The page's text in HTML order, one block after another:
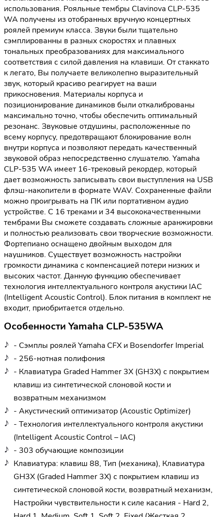
использования. Рояльные тембры Clavinova CLP-535
WA получены из отобранных вручную концертных
роялей премиум класса. Звуки были тщательно
сэмплированны в разных скоростях и плавных
тональных преобразованиях для максимального
соответствия с силой давления на клавиши. От стаккато
к легато, Вы получаете великолепно выразительный
звук, который красиво реагирует на ваши
прикосновения. Материалы корпуса и
позиционирование динамиков были откалиброваны
максимально точно, чтобы обеспечить оптимальный
резонанс. Звуковые отдушины, расположенные по
всему корпусу, предотвращают блокирование волн
внутри корпуса и позволяют передать качественный
звуковой образ непосредственно слушателю. Yamaha
CLP-535 WA имеет 16-трековый рекордер, который
дает возможность записывать свои выступления на USB
флэш-накопители в формате WAV. Сохраненные файли
можно проигрывать на ПК или портативном аудио
устройстве. С 16 треками и 34 высококачественными
тембрами Вы сможете создавать сложные аранжировки
и полностью реализовать свои творческие возможности.
Фортепиано оснащено двойным выходом для
наушников. Существует возможность настройки
громкости динамика с компенсацией потери низких и
высоких частот. Данную функцию обеспечивает
технология интеллектуального контроля акустики IAC
(Intelligent Acoustic Control). Блок питания в комплект не
входит, приобритается отдельно.
Особенности Yamaha CLP-535WA
- Сэмплы роялей Yamaha CFX и Bosendorfer Imperial
- 256-нотная полифония
- Клавиатура Graded Hammer 3X (GH3X) с покрытием
клавиш из синтетической слоновой кости и
возвратным механизмом
- Акустический оптимизатор (Acoustic Optimizer)
- Технология интеллектуального контроля акустики
(Intelligent Acoustic Control – IAC)
- 303 обучающие композиции
Клавиатура: клавиш 88, Тип (механика), Клавиатура
GH3X (Graded Hammer 3X) с покрытием клавиш из
синтетической слоновой кости, возвратный механизм,
Настройки чувствительности к силе касания - Hard 2,